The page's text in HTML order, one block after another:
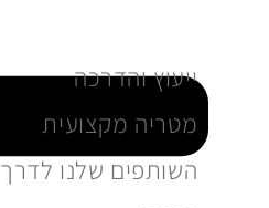
ייעוץ והדרכה
מטריה מקצועית
השותפים שלנו לדרך